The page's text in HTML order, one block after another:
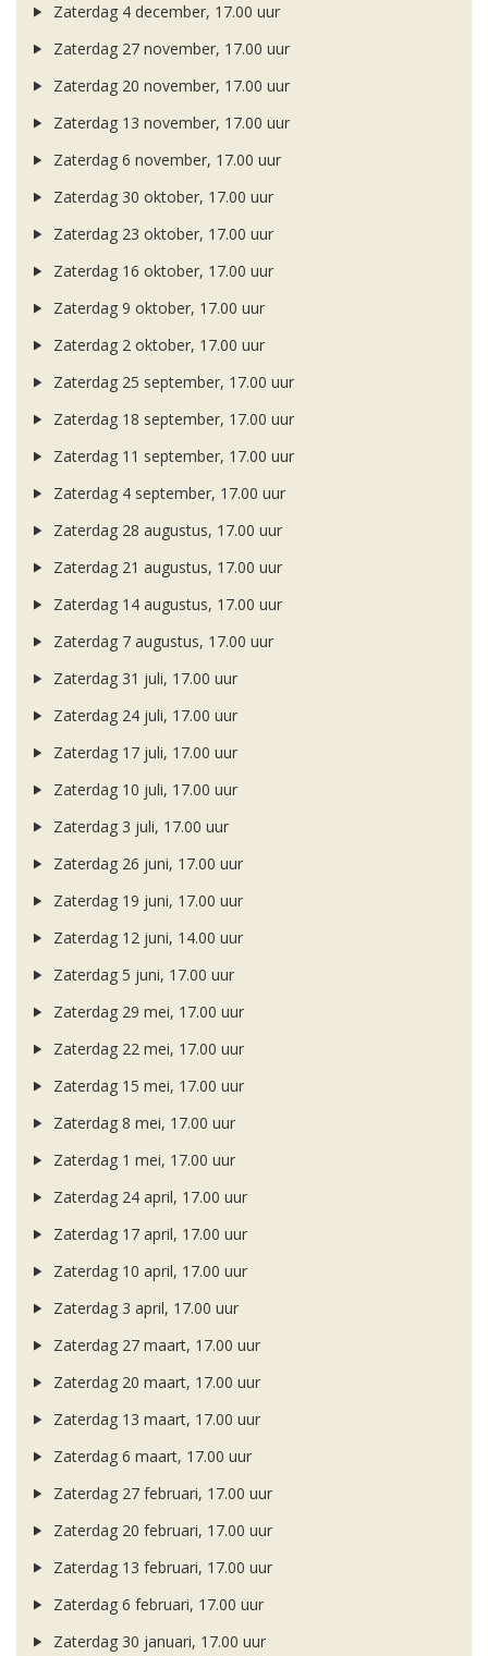
Zaterdag 4 december, 17.00 uur
Zaterdag 27 november, 17.00 uur
Zaterdag 20 november, 17.00 uur
Zaterdag 13 november, 17.00 uur
Zaterdag 6 november, 17.00 uur
Zaterdag 30 oktober, 17.00 uur
Zaterdag 23 oktober, 17.00 uur
Zaterdag 16 oktober, 17.00 uur
Zaterdag 9 oktober, 17.00 uur
Zaterdag 2 oktober, 17.00 uur
Zaterdag 25 september, 17.00 uur
Zaterdag 18 september, 17.00 uur
Zaterdag 11 september, 17.00 uur
Zaterdag 4 september, 17.00 uur
Zaterdag 28 augustus, 17.00 uur
Zaterdag 21 augustus, 17.00 uur
Zaterdag 14 augustus, 17.00 uur
Zaterdag 7 augustus, 17.00 uur
Zaterdag 31 juli, 17.00 uur
Zaterdag 24 juli, 17.00 uur
Zaterdag 17 juli, 17.00 uur
Zaterdag 10 juli, 17.00 uur
Zaterdag 3 juli, 17.00 uur
Zaterdag 26 juni, 17.00 uur
Zaterdag 19 juni, 17.00 uur
Zaterdag 12 juni, 14.00 uur
Zaterdag 5 juni, 17.00 uur
Zaterdag 29 mei, 17.00 uur
Zaterdag 22 mei, 17.00 uur
Zaterdag 15 mei, 17.00 uur
Zaterdag 8 mei, 17.00 uur
Zaterdag 1 mei, 17.00 uur
Zaterdag 24 april, 17.00 uur
Zaterdag 17 april, 17.00 uur
Zaterdag 10 april, 17.00 uur
Zaterdag 3 april, 17.00 uur
Zaterdag 27 maart, 17.00 uur
Zaterdag 20 maart, 17.00 uur
Zaterdag 13 maart, 17.00 uur
Zaterdag 6 maart, 17.00 uur
Zaterdag 27 februari, 17.00 uur
Zaterdag 20 februari, 17.00 uur
Zaterdag 13 februari, 17.00 uur
Zaterdag 6 februari, 17.00 uur
Zaterdag 30 januari, 17.00 uur